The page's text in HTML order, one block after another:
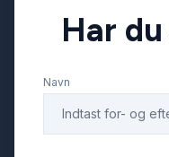
Har
Navn